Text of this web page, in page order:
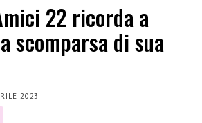
22 ricorda a
scomparsa di sua
2023